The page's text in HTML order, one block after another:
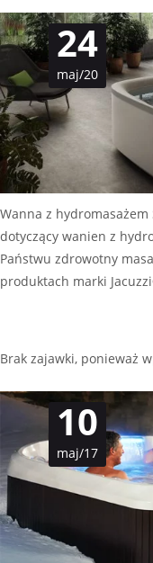
24
maj/20
Wanna z
dotyczący wanien z
Państwu zdrowotny
produktach marki
Brak zajawki, ponieważ
10
maj/17